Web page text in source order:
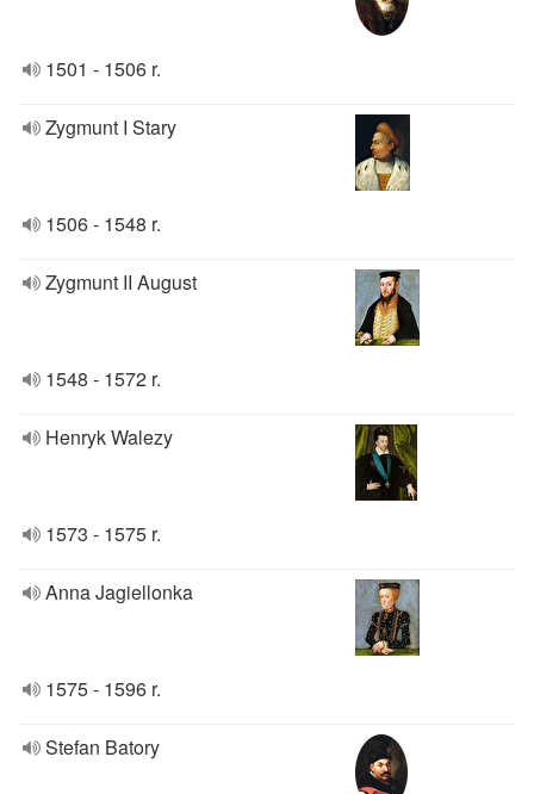
1501 - 1506 r.
Zygmunt I Stary
1506 - 1548 r.
Zygmunt II August
1548 - 1572 r.
Henryk Walezy
1573 - 1575 r.
Anna Jagiellonka
1575 - 1596 r.
Stefan Batory